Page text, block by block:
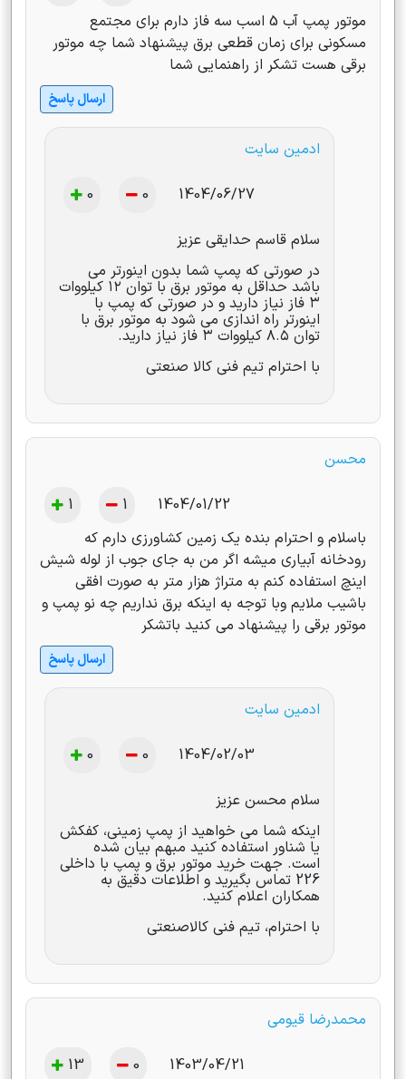
موتور پمپ آب 5 اسب سه فاز دارم برای مجتمع
مسکونی برای زمان قطعی برق پیشنهاد شما چه موتور
برقی هست تشکر از راهنمایی شما
ارسال پاسخ
ادمین سایت
1404/06/27
0
0
سلام قاسم حدایقی عزیز
در صورتی که پمپ شما بدون اینورتر می
باشد حداقل به موتور برق با توان ۱۲ کیلووات
۳ فاز نیاز دارید و در صورتی که پمپ با
اینورتر راه اندازی می شود به موتور برق با
توان ۸.۵ کیلووات ۳ فاز نیاز دارید.
با احترام تیم فنی کالا صنعتی
محسن
1404/01/22
1
1
باسلام و احترام بنده یک زمین کشاورزی دارم که
رودخانه آبیاری میشه اگر من به جای جوب از لوله شیش
اینچ استفاده کنم به متراژ هزار متر به صورت افقی
باشیب ملایم وبا توجه به اینکه برق نداریم چه نو پمپ و
موتور برقی را پیشنهاد می کنید باتشکر
ارسال پاسخ
ادمین سایت
1404/02/03
0
0
سلام محسن عزیز
اینکه شما می خواهید از پمپ زمینی، کفکش
یا شناور استفاده کنید مبهم بیان شده
است. جهت خرید موتور برق و پمپ با داخلی
226 تماس بگیرید و اطلاعات دقیق به
همکاران اعلام کنید‌.
با احترام، تیم فنی کالاصنعتی
محمدرضا قیومی
1403/04/21
0
13